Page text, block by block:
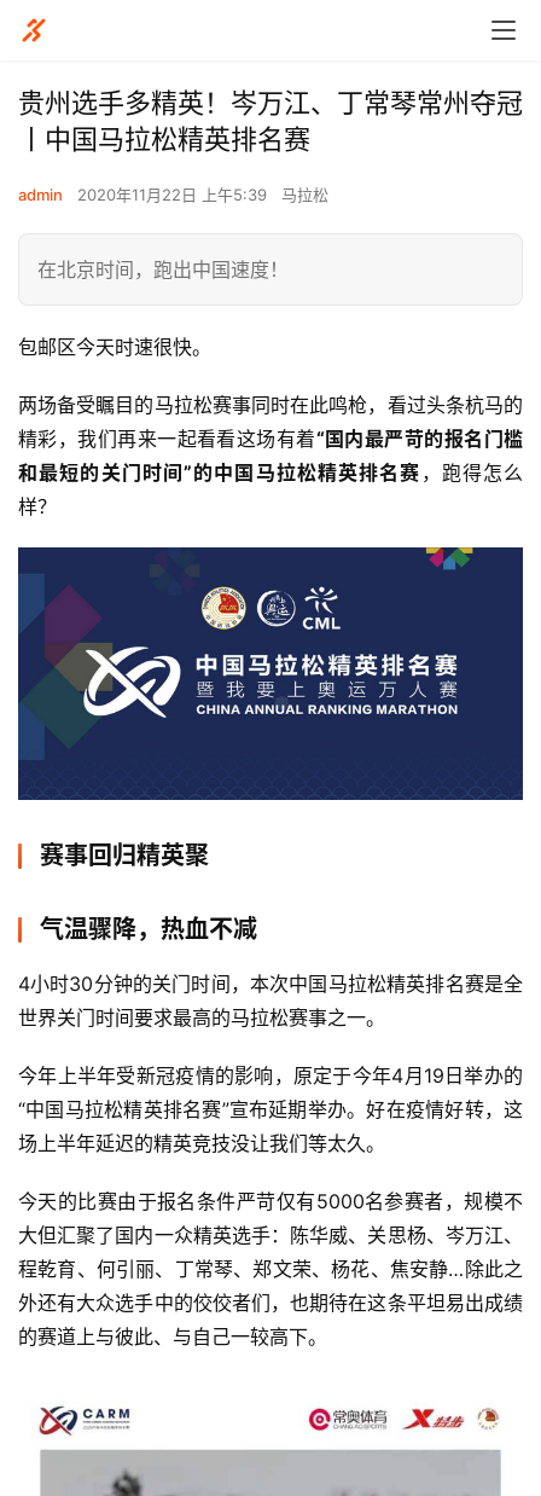
贵州选手多精英！岑万江、丁常琴常州夺冠
丨中国马拉松精英排名赛
admin 2020年11月22日 上午5:39 马拉松
在北京时间，跑出中国速度！
包邮区今天时速很快。
两场备受瞩目的马拉松赛事同时在此鸣枪，看过头条杭马的
精彩，我们再来一起看看这场有着“国内最严苛的报名门槛
和最短的关门时间”的中国马拉松精英排名赛 ，跑得怎么
样？
赛事回归精英聚
气温骤降，热血不减
4小时30分钟的关门时间，本次中国马拉松精英排名赛是全
世界关门时间要求最高的马拉松赛事之一。
今年上半年受新冠疫情的影响，原定于今年4月19日举办的
“中国马拉松精英排名赛”宣布延期举办。好在疫情好转，这
场上半年延迟的精英竞技没让我们等太久。
今天的比赛由于报名条件严苛仅有5000名参赛者，规模不
大但汇聚了国内一众精英选手：陈华威、关思杨、岑万江、
程乾育、何引丽、丁常琴、郑文荣、杨花、焦安静… 除此之
外还有大众选手中的佼佼者们，也期待在这条平坦易出成绩
的赛道上与彼此、与自己一较高下。